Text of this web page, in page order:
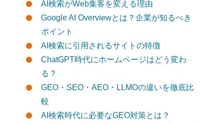
AI検索がWeb集客を変える理由
Google AI Overviewとは？企業が知るべき
ポイント
AI検索に引用されるサイトの特徴
ChatGPT時代にホームページはどう変わ
る？
GEO・SEO・AEO・LLMOの違いを徹底比
較
AI検索時代に必要なGEO対策とは？